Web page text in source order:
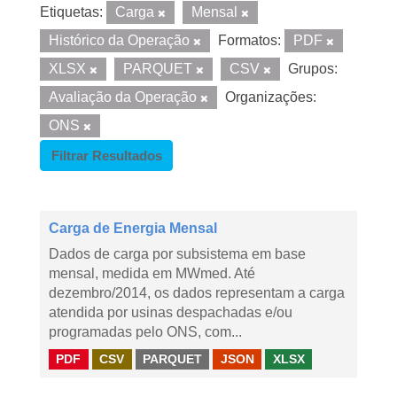
Etiquetas: Carga
Mensal
Histórico da Operação
Formatos:
PDF
XLSX
PARQUET CSV
Grupos:
Avaliação da Operação
Organizações:
ONS
Filtrar Resultados
Carga de Energia Mensal
Dados de carga por subsistema em base
mensal, medida em MWmed. Até
dezembro/2014, os dados representam a carga
atendida por usinas despachadas e/ou
programadas pelo ONS, com...
PDF CSV PARQUET JSON XLSX